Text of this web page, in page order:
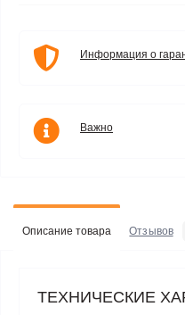
Информация о
Важно
Описание товара Отзывов
ТЕХНИЧЕСКИЕ